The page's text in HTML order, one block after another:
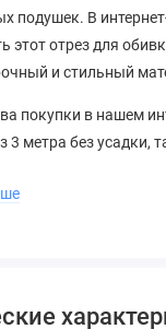
подушек. В
этот отрез для
и стильный
покупки в нашем
3 метра без усадки,
Уход:
2,5 м). Остатки